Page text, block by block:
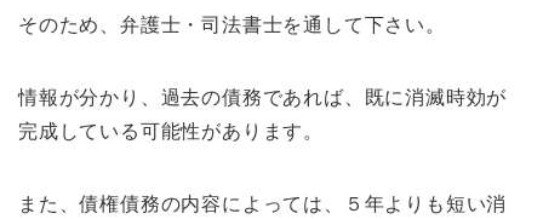
そのため、弁護士・司法書士を通して下さい。
情報が分かり、過去の債務であれば、既に消滅時効が
完成している可能性があります。
また、債権債務の内容によっては、５年よりも短い消